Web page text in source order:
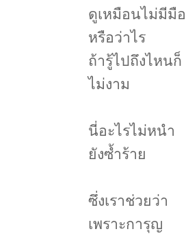
ดูเหมือนไม่มีมือ
หรือว่าไร
ถ้ารู้ไปถึงไหนก็
ไม่งาม
นี่อะไรไม่หนำ
ยังซ้ำร้าย
ซึ่งเราช่วยว่า
เพราะการุญ